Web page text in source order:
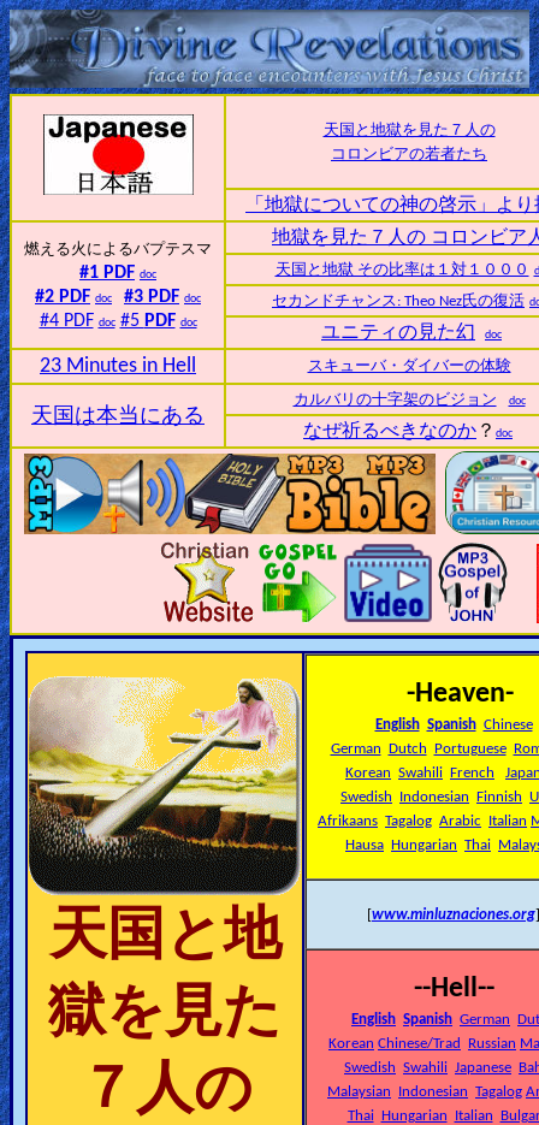
Home:
Mobile
Home: Original Style
ðŸ”
Search
Site
🎞
Christian
Netflix
Stories
🎞
X-
Witch
🎞
X-
Muslim
MP3
Bible
天国と地獄を見た７人の
コロンビアの若者たち
「地獄についての神の啓示」より
燃える火によるバプテスマ
#1 PDF doc
#2 PDF doc #3 PDF doc
#4 PDF doc #5 PDF doc
地獄を見た７人の コロンビア
天国と地獄 その比率は１対１０００
セカンドチャンス: Theo Nez氏の復活
ユニティの見た幻 doc
23 Minutes in Hell スキューバ・ダイバーの体験
天国は本当にある
カルバリの十字架のビジョン doc
なぜ祈るべきなのか ？ doc
天国と地
獄を見た
７人の
-Heaven-
English Spanish Chinese
German Dutch Portuguese
Korean Swahili French
Swedish
Indonesian Finnish
Afrikaans Tagalog Arabic Italian
Hausa Hungarian Thai
[www.minluznaciones.org]
--Hell--
English Spanish German
Korean Chinese/Trad Russian
Swedish Swahili Japanese
Malaysian
Indonesian Tagalog
Thai Hungarian Italian